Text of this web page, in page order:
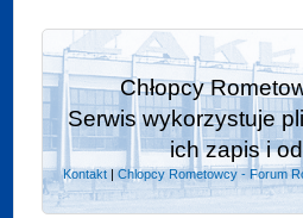
Chłopcy
Serwis wykorzystuje
ich zapis i
Kontakt| Chlopcy Rometowcy - Forum